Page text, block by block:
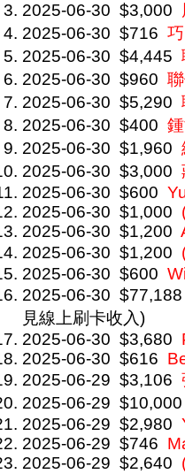
2025-06-30 $3,000
2025-06-30 $716 巧
2025-06-30 $4,445
2025-06-30 $960
2025-06-30 $5,290
2025-06-30 $400
2025-06-30 $1,960
2025-06-30 $3,000
2025-06-30 $600
2025-06-30 $1,000
2025-06-30 $1,200
2025-06-30 $1,200
2025-06-30 $600
2025-06-30 $77,188
見線上刷卡收入)
2025-06-30 $3,680
2025-06-30 $616
2025-06-29 $3,106
2025-06-29 $10,000
2025-06-29 $2,980
2025-06-29 $746
2025-06-29 $2,640